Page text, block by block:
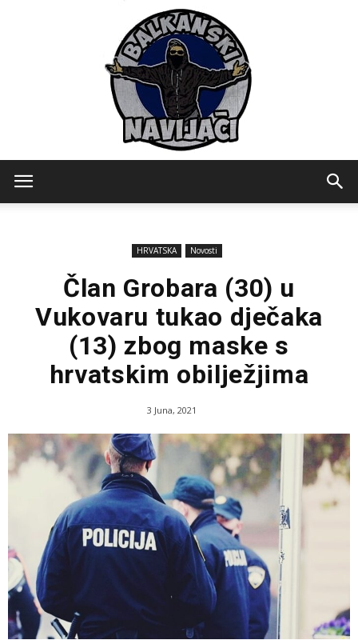
HRVATSKA Novosti
Član Grobara (30) u
Vukovaru tukao dječaka
(13) zbog maske s
hrvatskim obilježjima
3 Juna, 2021